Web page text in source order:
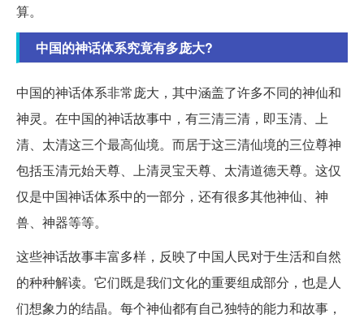
算。
中国的神话体系究竟有多庞大?
中国的神话体系非常庞大，其中涵盖了许多不同的神仙和
神灵。在中国的神话故事中，有三清三清，即玉清、上
清、太清这三个最高仙境。而居于这三清仙境的三位尊神
包括玉清元始天尊、上清灵宝天尊、太清道德天尊。这仅
仅是中国神话体系中的一部分，还有很多其他神仙、神
兽、神器等等。
这些神话故事丰富多样，反映了中国人民对于生活和自然
的种种解读。它们既是我们文化的重要组成部分，也是人
们想象力的结晶。每个神仙都有自己独特的能力和故事，